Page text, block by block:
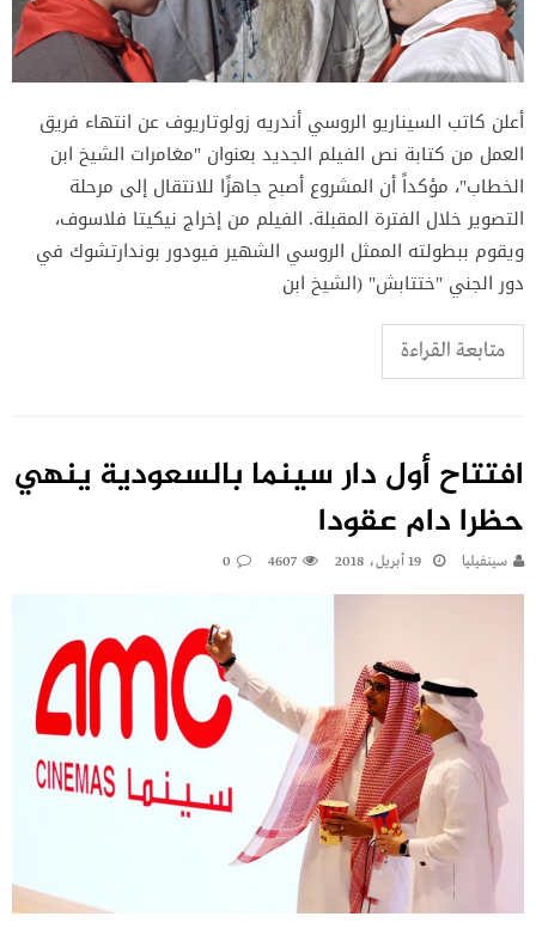
أعلن كاتب السيناريو الروسي أندريه زولوتاريوف عن انتهاء فريق
العمل من كتابة نص الفيلم الجديد بعنوان "مغامرات الشيخ ابن
الخطاب"، مؤكداً أن المشروع أصبح جاهزًا للانتقال إلى مرحلة
التصوير خلال الفترة المقبلة. الفيلم من إخراج نيكيتا فلاسوف،
ويقوم ببطولته الممثل الروسي الشهير فيودور بوندارتشوك في
دور الجني "ختتابش" (الشيخ ابن
متابعة القراءة
افتتاح أول دار سينما بالسعودية ينهي
حظرا دام عقودا
سينفيليا 19 أبريل، 2018 4607
0